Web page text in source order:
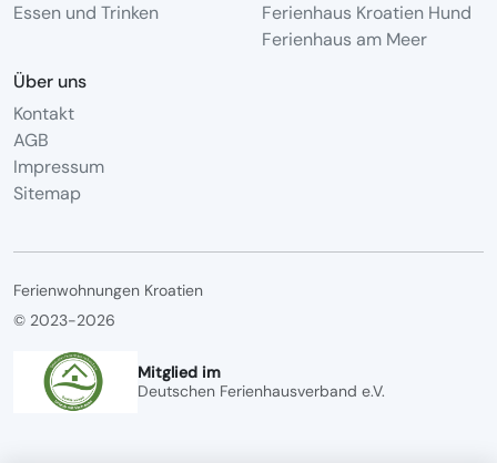
Essen und Trinken
Ferienhaus Kroatien Hund
Ferienhaus am Meer
Über uns
Kontakt
AGB
Impressum
Sitemap
Ferienwohnungen Kroatien
© 2023-2026
Mitglied im
Deutschen Ferienhausverband e.V.